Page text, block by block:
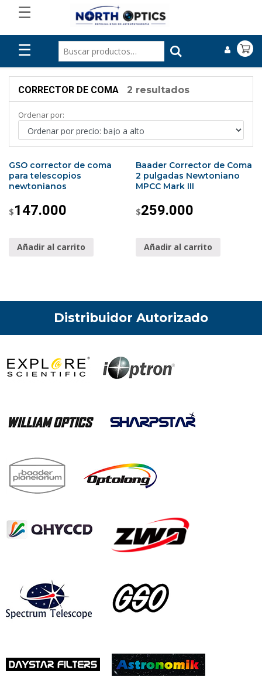
☰
☰
CORRECTOR DE COMA 2 resultados
Ordenar por:
GSO corrector de coma
para telescopios
newtonianos
$147.000
Añadir al carrito
Baader Corrector de Coma
2 pulgadas Newtoniano
MPCC Mark III
$259.000
Añadir al carrito
Distribuidor Autorizado